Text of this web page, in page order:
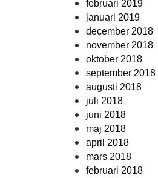
februari 2019
januari 2019
december 2018
november 2018
oktober 2018
september 2018
augusti 2018
juli 2018
juni 2018
maj 2018
april 2018
mars 2018
februari 2018